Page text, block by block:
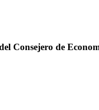
Consejero de